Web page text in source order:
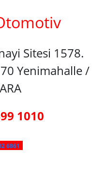
Sitesi 1578.
Yenimahalle /
1010
6861